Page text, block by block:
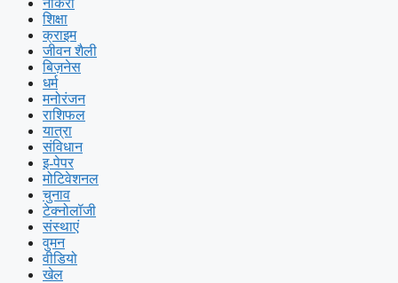
शिक्षा
क्राइम
जीवन शैली
बिज़नेस
धर्म
मनोरंजन
राशिफल
यात्रा
संविधान
इ-पेपर
मोटिवेशनल
चुनाव
टेक्नोलॉजी
संस्थाएं
वुमन
वीडियो
खेल